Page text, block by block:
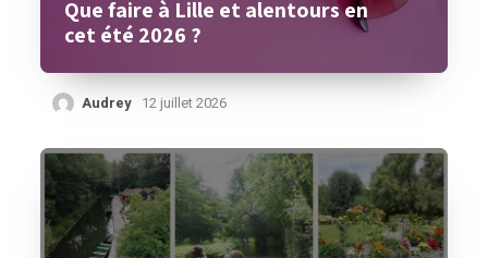
Que faire à Lille et alentours en
cet été 2026 ?
Audrey 12 juillet 2026